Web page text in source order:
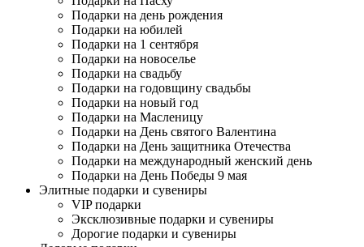
Подарки на день рождения
Подарки на юбилей
Подарки на 1 сентября
Подарки на новоселье
Подарки на свадьбу
Подарки на годовщину свадьбы
Подарки на новый год
Подарки на Масленицу
Подарки на День святого Валентина
Подарки на День защитника Отечества
Подарки на международный женский день
Подарки на День Победы 9 мая
Элитные подарки и сувениры
VIP подарки
Эксклюзивные подарки и сувениры
Дорогие подарки и сувениры